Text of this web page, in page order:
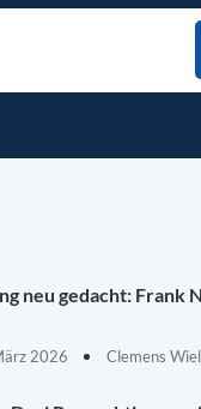
neu gedacht: Frank
2026 Clemens